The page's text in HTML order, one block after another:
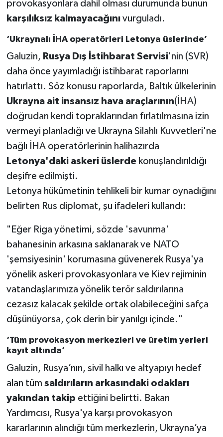
provokasyonlara dahil olması durumunda bunun
karşılıksız kalmayacağınıvurguladı.
‘Ukraynalı İHA operatörleri Letonya üslerinde’
Galuzin, Rusya Dış İstihbarat Servisi'nin (SVR)
daha önce yayımladığı istihbarat raporlarını
hatırlattı. Söz konusu raporlarda, Baltık ülkelerinin
Ukrayna ait insansız hava araçlarının(İHA)
doğrudan kendi topraklarından fırlatılmasına izin
vermeyi planladığı ve Ukrayna Silahlı Kuvvetleri'ne
bağlı İHA operatörlerinin halihazırda
Letonya'daki askeri üslerdekonuşlandırıldığı
deşifre edilmişti.
Letonya hükümetinin tehlikeli bir kumar oynadığını
belirten Rus diplomat, şu ifadeleri kullandı:
"Eğer Riga yönetimi, sözde 'savunma'
bahanesinin arkasına saklanarak ve NATO
'şemsiyesinin' korumasına güvenerek Rusya'ya
yönelik askeri provokasyonlara ve Kiev rejiminin
vatandaşlarımıza yönelik terör saldırılarına
cezasız kalacak şekilde ortak olabileceğini safça
düşünüyorsa, çok derin bir yanılgı içinde."
‘Tüm provokasyon merkezleri ve üretim yerleri
kayıt altında’
Galuzin, Rusya’nın, sivil halkı ve altyapıyı hedef
alan tüm saldırıların arkasındaki odakları
yakından takip ettiğini belirtti. Bakan
Yardımcısı, Rusya'ya karşı provokasyon
kararlarının alındığı tüm merkezlerin, Ukrayna’ya